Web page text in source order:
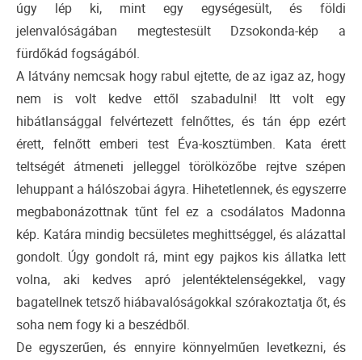
úgy lép ki, mint egy egységesült, és földi
jelenvalóságában megtestesült Dzsokonda-kép a
fürdőkád fogságából.
A látvány nemcsak hogy rabul ejtette, de az igaz az, hogy
nem is volt kedve ettől szabadulni! Itt volt egy
hibátlansággal felvértezett felnőttes, és tán épp ezért
érett, felnőtt emberi test Éva-kosztümben. Kata érett
teltségét átmeneti jelleggel törölközőbe rejtve szépen
lehuppant a hálószobai ágyra. Hihetetlennek, és egyszerre
megbabonázottnak tűnt fel ez a csodálatos Madonna
kép. Katára mindig becsületes meghittséggel, és alázattal
gondolt. Úgy gondolt rá, mint egy pajkos kis állatka lett
volna, aki kedves apró jelentéktelenségekkel, vagy
bagatellnek tetsző hiábavalóságokkal szórakoztatja őt, és
soha nem fogy ki a beszédből.
De egyszerűen, és ennyire könnyelműen levetkezni, és